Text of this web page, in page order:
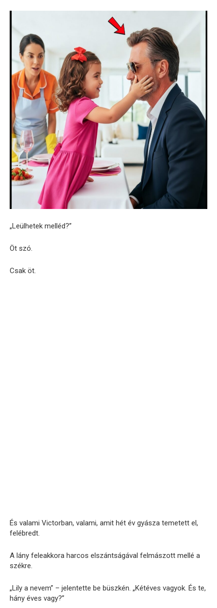
„Leülhetek melléd?”
Öt szó.
Csak öt.
És valami Victorban, valami, amit hét év gyásza temetett el,
felébredt.
A lány feleakkora harcos elszántságával felmászott mellé a
székre.
„Lily a nevem” – jelentette be büszkén. „Kétéves vagyok. És te,
hány éves vagy?”